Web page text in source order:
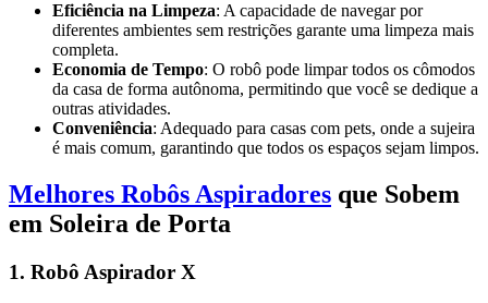
Eficiência na Limpeza: A capacidade de navegar por
diferentes ambientes sem restrições garante uma limpeza mais
completa.
Economia de Tempo: O robô pode limpar todos os cômodos
da casa de forma autônoma, permitindo que você se dedique a
outras atividades.
Conveniência: Adequado para casas com pets, onde a sujeira
é mais comum, garantindo que todos os espaços sejam limpos.
Melhores Robôs Aspiradores que Sobem
em Soleira de Porta
1. Robô Aspirador X